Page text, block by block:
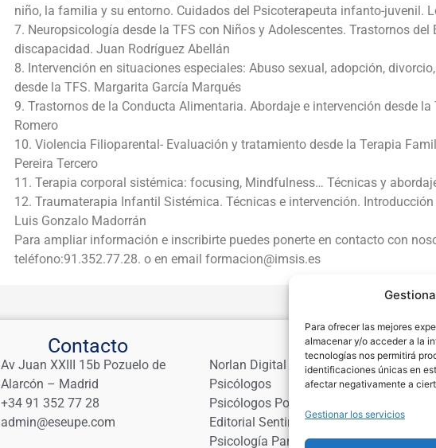
Para ofrecer las mejores
almacenar y/o acceder a la
tecnologías nos permitirá
identificaciones únicas en
afectar negativamente a
Gestionar los servicios
niño, la familia y su entorno. Cuidados del Psicoterapeuta infanto-juvenil.
7. Neuropsicología desde la TFS con Niños y Adolescentes. Trastornos del
discapacidad. Juan Rodríguez Abellán
8. Intervención en situaciones especiales: Abuso sexual, adopción,
desde la TFS. Margarita García Marqués
9. Trastornos de la Conducta Alimentaria. Abordaje e intervención desde la
Romero
10. Violencia Filioparental- Evaluación y tratamiento desde la Terapia
Pereira Tercero
11. Terapia corporal sistémica: focusing, Mindfulness… Técnicas y
12. Traumaterapia Infantil Sistémica. Técnicas e intervención.
Luis Gonzalo Madorrán
Para ampliar información e inscribirte puedes ponerte en contacto con
teléfono:91.352.77.28. o en email formacion@imsis.es
Contacto
Av Juan XXIII 15b Pozuelo de
Alarcón – Madrid
+34 91 352 77 28
admin@eseupe.com
Links
Norlan Digital Marketing Para
Psicólogos
Psicólogos Pozuelo
Editorial Sentir
Psicología Para Tod@s